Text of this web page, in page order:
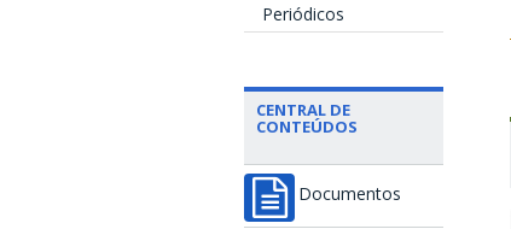
Periódicos
CENTRAL DE
CONTEÚDOS
Documentos